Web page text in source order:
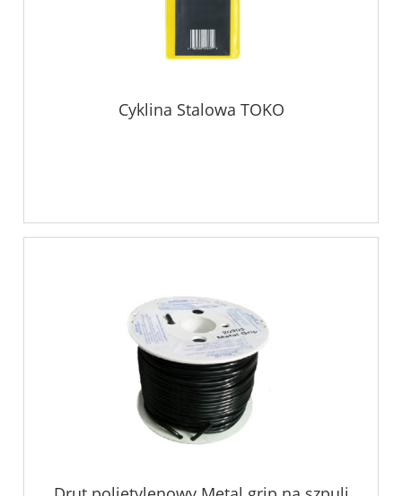
Cyklina Stalowa TOKO